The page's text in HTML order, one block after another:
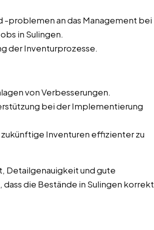
-problemen an das Management bei
in Sulingen.
der Inventurprozesse.
von Verbesserungen.
bei der Implementierung
Inventuren effizienter zu
Detailgenauigkeit und gute
die Bestände in Sulingen korrekt